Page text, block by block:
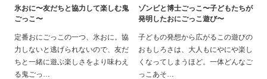
氷おに〜友だちと協力して楽しむ鬼
ごっこ〜
定番おにごっこの一つ、氷おに。協
力しないと逃げられないので、友だ
ちと一緒に遊ぶ楽しさをより味わえ
る鬼ごっ
ゾンビと博士ごっこ〜子どもたちが
発明したおにごっこ遊び〜
子どもの発想から広がるこの遊びの
おもしろさは、大人もにやにや楽し
くなってしまうほど。一体どんなご
っこあそ